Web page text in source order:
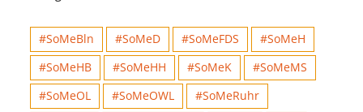
#SoMeBln #SoMeD #SoMeFDS
#SoMeH
#SoMeHB
#SoMeHH #SoMeK
#SoMeMS
#SoMeOL
#SoMeOWL
#SoMeRuhr